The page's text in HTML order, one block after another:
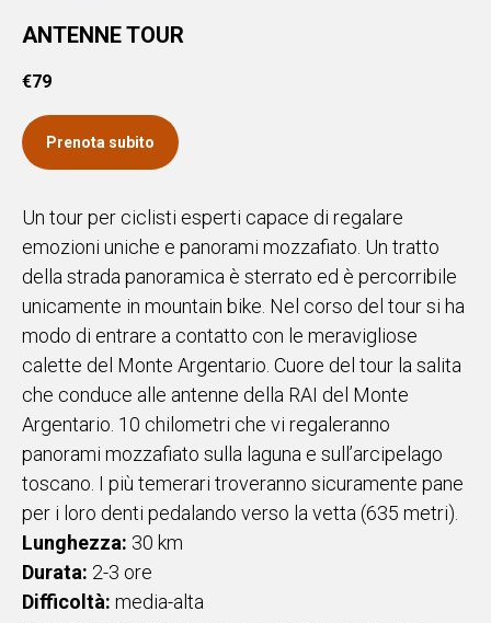
ANTENNE TOUR
€79
Prenota subito
Un tour per ciclisti esperti capace di regalare
emozioni uniche e panorami mozzafiato. Un tratto
della strada panoramica è sterrato ed è percorribile
unicamente in mountain bike. Nel corso del tour si ha
modo di entrare a contatto con le meravigliose
calette del Monte Argentario. Cuore del tour la salita
che conduce alle antenne della RAI del Monte
Argentario. 10 chilometri che vi regaleranno
panorami mozzafiato sulla laguna e sull’arcipelago
toscano. I più temerari troveranno sicuramente pane
per i loro denti pedalando verso la vetta (635 metri).
Lunghezza: 30 km
Durata: 2-3 ore
Difficoltà: media-alta